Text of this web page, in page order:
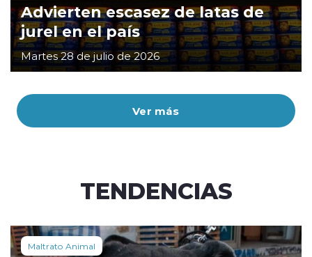
Ver más
Advierten escasez de latas de
jurel en el país
Martes 28 de julio de 2026
TENDENCIAS
Maltrato Animal